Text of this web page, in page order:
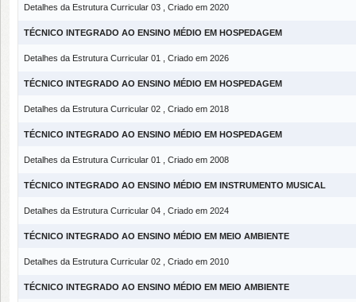
Detalhes da Estrutura Curricular 03 , Criado em 2020
TÉCNICO INTEGRADO AO ENSINO MÉDIO EM HOSPEDAGEM
Detalhes da Estrutura Curricular 01 , Criado em 2026
TÉCNICO INTEGRADO AO ENSINO MÉDIO EM HOSPEDAGEM
Detalhes da Estrutura Curricular 02 , Criado em 2018
TÉCNICO INTEGRADO AO ENSINO MÉDIO EM HOSPEDAGEM
Detalhes da Estrutura Curricular 01 , Criado em 2008
TÉCNICO INTEGRADO AO ENSINO MÉDIO EM INSTRUMENTO MUSICAL
Detalhes da Estrutura Curricular 04 , Criado em 2024
TÉCNICO INTEGRADO AO ENSINO MÉDIO EM MEIO AMBIENTE
Detalhes da Estrutura Curricular 02 , Criado em 2010
TÉCNICO INTEGRADO AO ENSINO MÉDIO EM MEIO AMBIENTE